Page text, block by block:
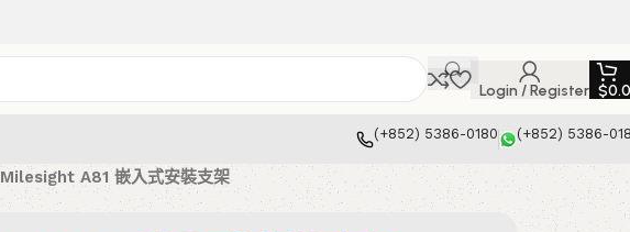
Login / Register $
(+852) 5386-0180 (+852) 5386-
Milesight A81 嵌入式安裝支架